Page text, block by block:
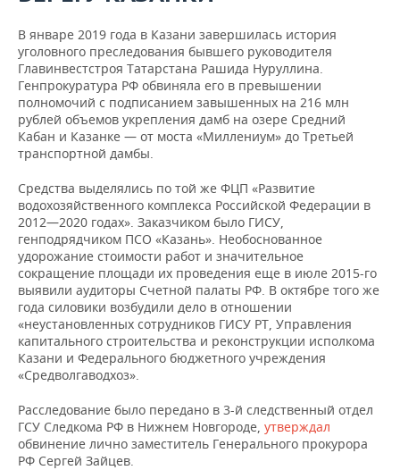
В январе 2019 года в Казани завершилась история
уголовного преследования бывшего руководителя
Главинвестстроя Татарстана Рашида Нуруллина.
Генпрокуратура РФ обвиняла его в превышении
полномочий с подписанием завышенных на 216 млн
рублей объемов укрепления дамб на озере Средний
Кабан и Казанке — от моста «Миллениум» до Третьей
транспортной дамбы.
Средства выделялись по той же ФЦП «Развитие
водохозяйственного комплекса Российской Федерации в
2012—2020 годах». Заказчиком было ГИСУ,
генподрядчиком ПСО «Казань». Необоснованное
удорожание стоимости работ и значительное
сокращение площади их проведения еще в июле 2015-го
выявили аудиторы Счетной палаты РФ. В октябре того же
года силовики возбудили дело в отношении
«неустановленных сотрудников ГИСУ РТ, Управления
капитального строительства и реконструкции исполкома
Казани и Федерального бюджетного учреждения
«Средволгаводхоз».
Расследование было передано в 3-й следственный отдел
ГСУ Следкома РФ в Нижнем Новгороде, утверждал
обвинение лично заместитель Генерального прокурора
РФ Сергей Зайцев.